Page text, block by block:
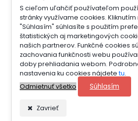
S cieľom uľahčiť používateľom
stránky využívame cookies.
"Súhlasím" súhlasíte s použitím
štatistických aj marketingových
našich partnerov. Funkčné cookies
zachovania funkčnosti webu
doby prehliadania webom.
nastavenia ku cookies nájdete tu.
Odmietnuť všetko
Súhlasím
Zavrieť